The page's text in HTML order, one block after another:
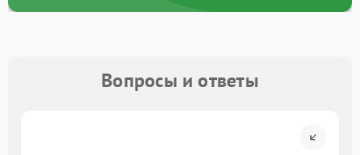
Вопросы и ответы